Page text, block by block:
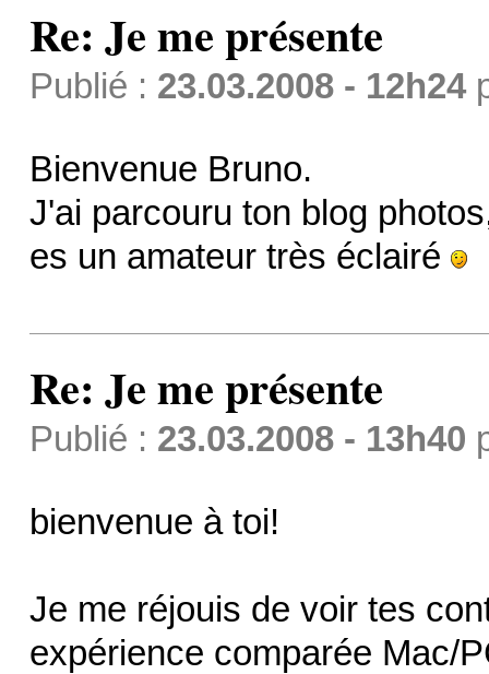
Re: Je me présente
Publié : 23.03.2008 - 12h24
Bienvenue Bruno.
J'ai parcouru ton blog
es un amateur très éclairé
Re: Je me présente
Publié : 23.03.2008 - 13h40
bienvenue à toi!
Je me réjouis de voir tes
expérience comparée Mac/